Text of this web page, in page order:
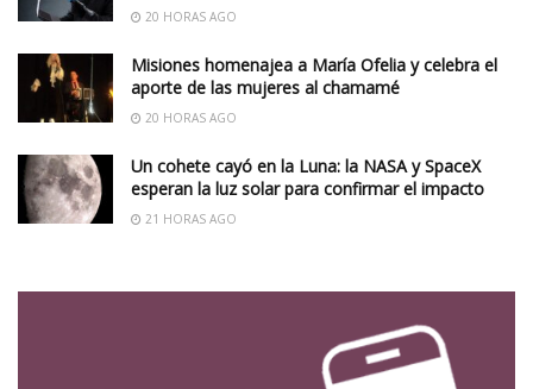
20 HORAS AGO
Misiones homenajea a María Ofelia y celebra el
aporte de las mujeres al chamamé
20 HORAS AGO
Un cohete cayó en la Luna: la NASA y SpaceX
esperan la luz solar para confirmar el impacto
21 HORAS AGO